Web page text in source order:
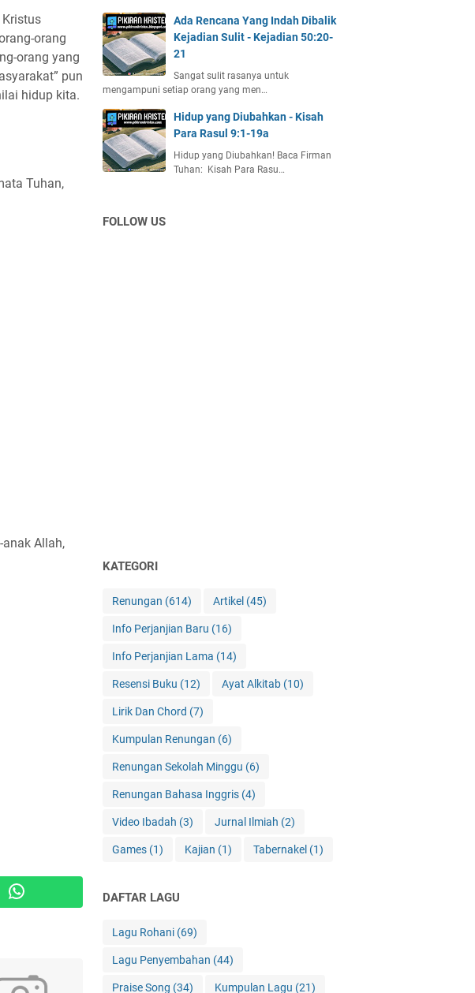
orang
orang yang
pun
hidup kita.
Tuhan,
Allah,
Ada Rencana Yang Indah Dibalik
Kejadian Sulit - Kejadian 50:20-
21
Sangat sulit rasanya untuk
mengampuni setiap orang yang men…
Hidup yang Diubahkan - Kisah
Para Rasul 9:1-19a
Hidup yang Diubahkan! Baca Firman
Tuhan: Kisah Para Rasu…
FOLLOW US
KATEGORI
Renungan (614) Artikel (45)
Info Perjanjian Baru (16)
Info Perjanjian Lama (14)
Resensi Buku (12) Ayat Alkitab (10)
Lirik Dan Chord (7)
Kumpulan Renungan (6)
Renungan Sekolah Minggu (6)
Renungan Bahasa Inggris (4)
Video Ibadah (3) Jurnal Ilmiah (2)
Games (1) Kajian (1) Tabernakel (1)
DAFTAR LAGU
Lagu Rohani (69)
Lagu Penyembahan (44)
Praise Song (34) Kumpulan Lagu (21)